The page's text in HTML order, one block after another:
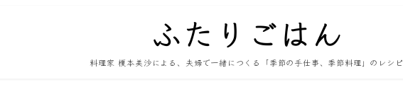
料理家 榎本美沙による、夫婦で一緒につくる「季節の手仕事、季節料理」のレシピ